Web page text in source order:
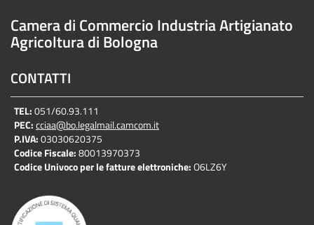
Camera di Commercio Industria Artigianato
Agricoltura di Bologna
CONTATTI
TEL:051/60.93.111
PEC:cciaa@bo.legalmail.camcom.it
P.IVA:03030620375
Codice Fiscale:80013970373
Codice Univoco per le fatture elettroniche:O6LZ6Y